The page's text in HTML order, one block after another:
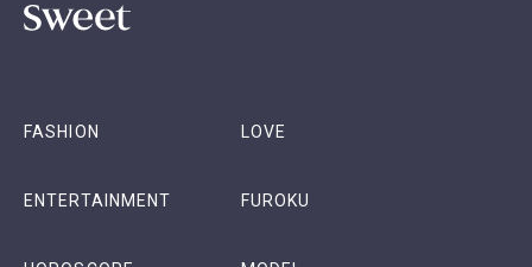
FASHION LOVE
ENTERTAINMENT FUROKU